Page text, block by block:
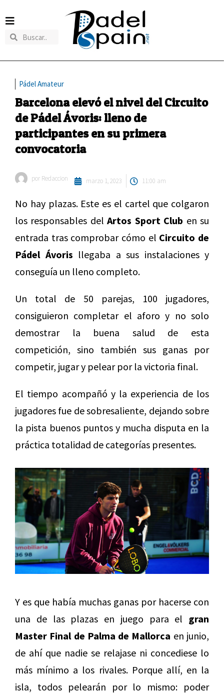
Pádel Amateur
Barcelona elevó el nivel del Circuito
de Pádel Ávoris: lleno de
participantes en su primera
convocatoria
por Redaccion marzo 1, 2023 11:00 am
No hay plazas. Este es el cartel que colgaron
los responsables del Artos Sport Club en su
entrada tras comprobar cómo el Circuito de
Pádel Ávoris llegaba a sus instalaciones y
conseguía un lleno completo.
Un total de 50 parejas, 100 jugadores,
consiguieron completar el aforo y no solo
demostrar la buena salud de esta
competición, sino también sus ganas por
competir, jugar y pelear por la victoria final.
El tiempo acompañó y la experiencia de los
jugadores fue de sobresaliente, dejando sobre
la pista buenos puntos y mucha disputa en la
práctica totalidad de categorías presentes.
Y es que había muchas ganas por hacerse con
una de las plazas en juego para el gran
Master Final de Palma de Mallorca en junio,
de ahí que nadie se relajase ni concediese lo
más mínimo a los rivales. Porque allí, en la
isla, todos pelearán por lo mismo: poder